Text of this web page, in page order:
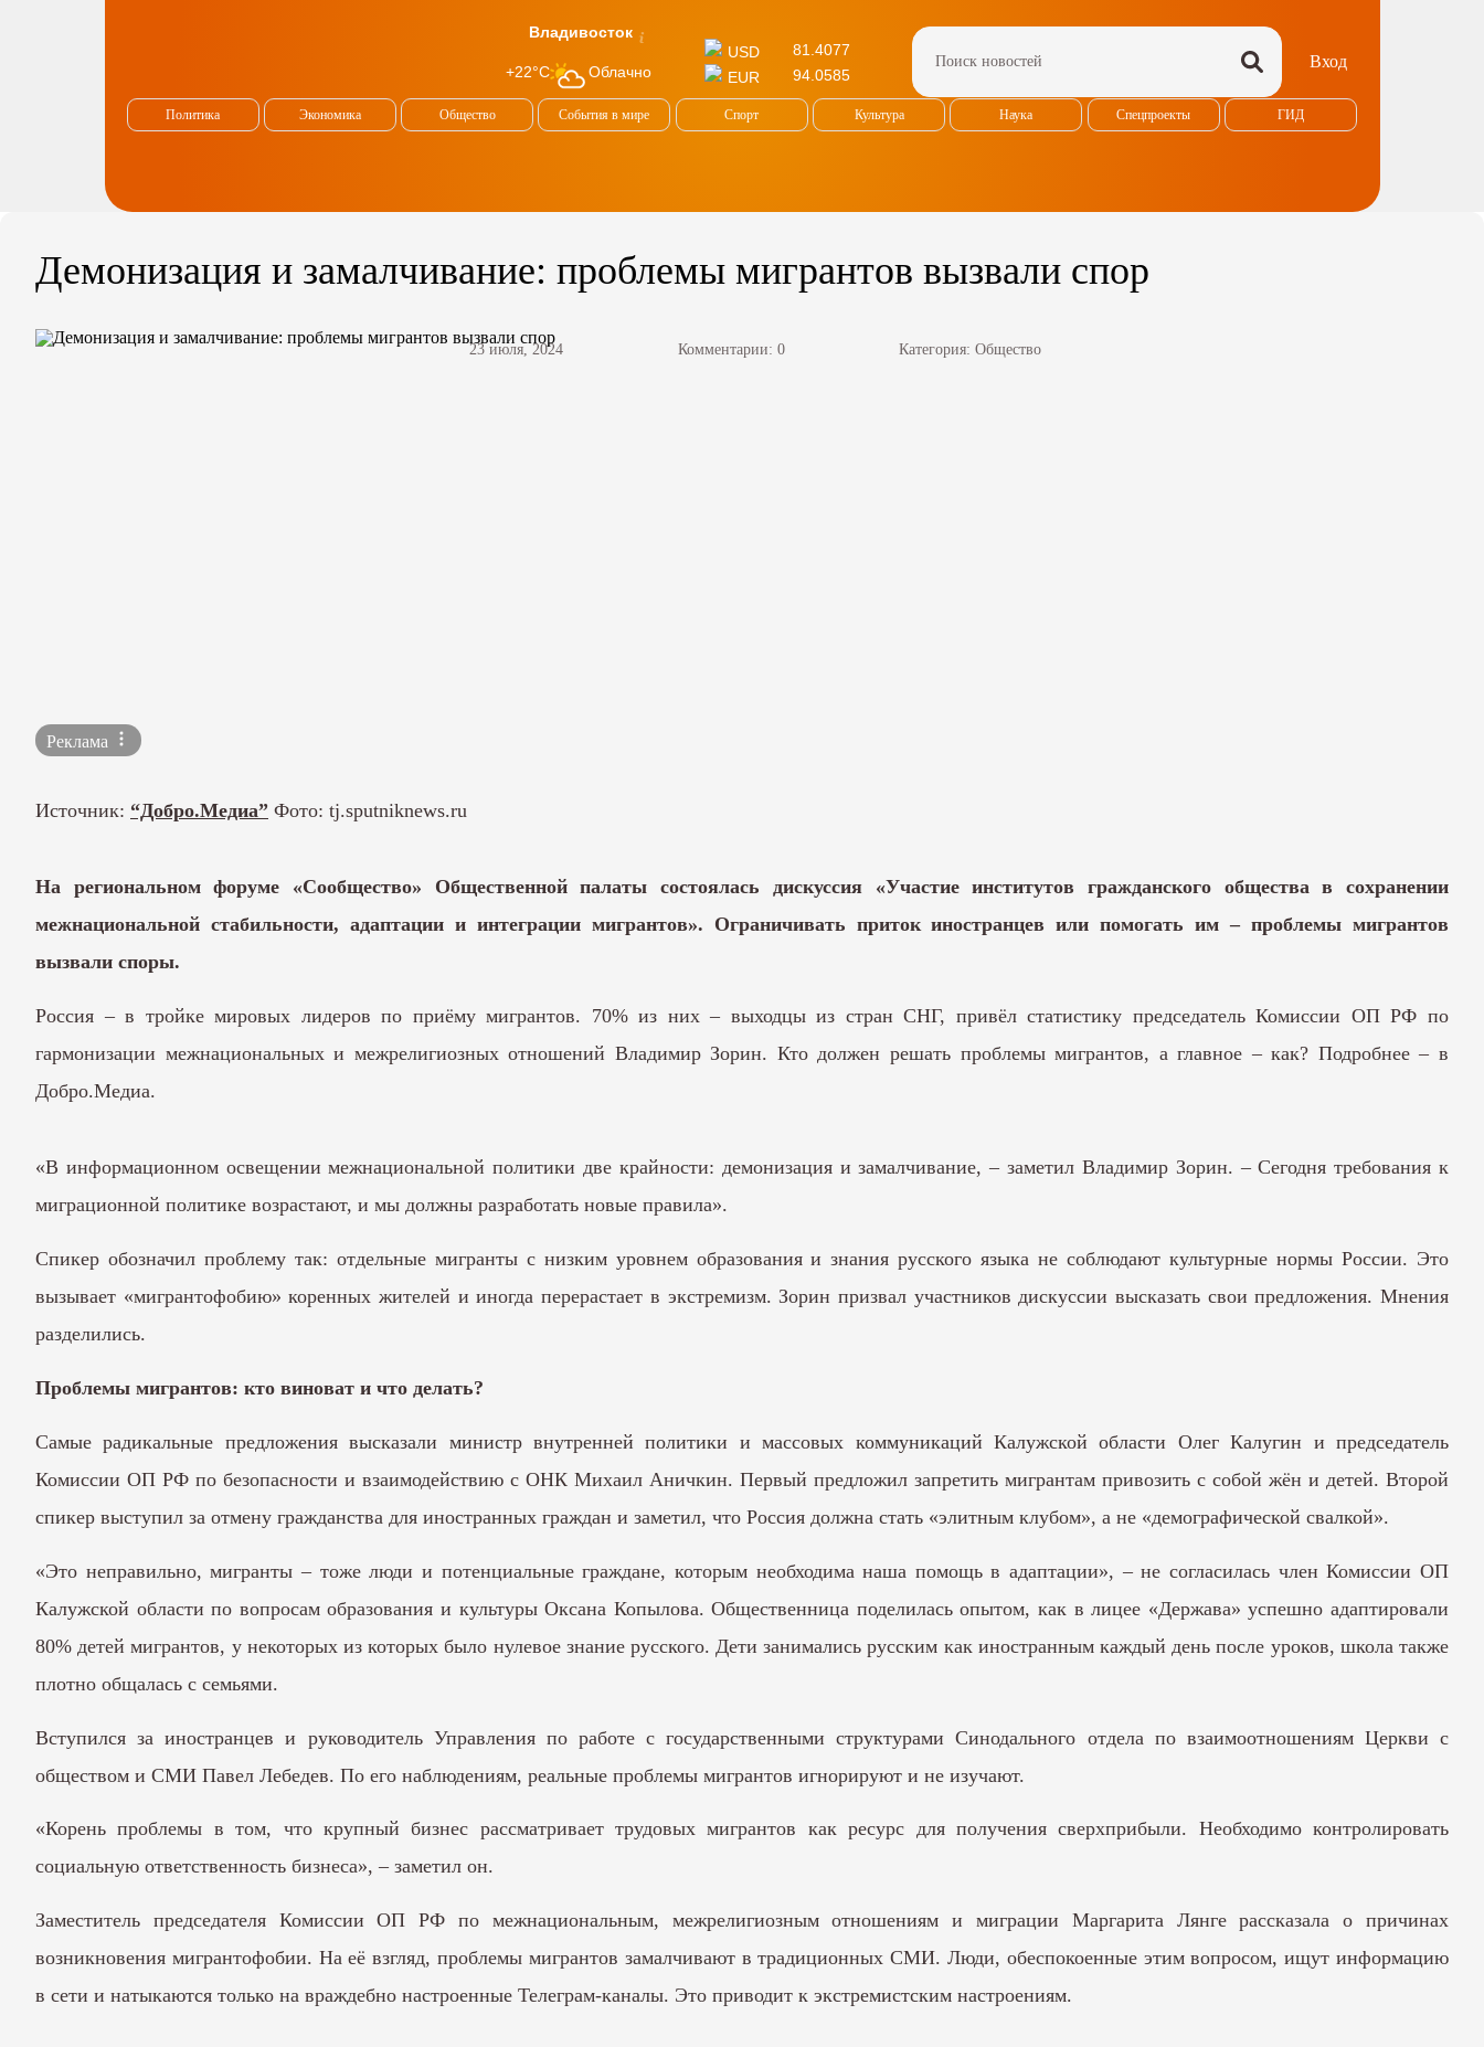
Владивосток
+22°C Облачно
USD
81.4077
EUR
94.0585
Вход
Политика Экономика Общество События в мире Спорт Культура Наука Спецпроекты ГИД
Демонизация и замалчивание: проблемы мигрантов вызвали спор
23 июля, 2024 Комментарии: 0 Категория: Общество
Реклама
Источник: “Добро.Медиа” Фото: tj.sputniknews.ru
На региональном форуме «Сообщество» Общественной палаты состоялась дискуссия «Участие институтов гражданского общества в сохранении
межнациональной стабильности, адаптации и интеграции мигрантов». Ограничивать приток иностранцев или помогать им – проблемы мигрантов
вызвали споры.
Россия – в тройке мировых лидеров по приёму мигрантов. 70% из них – выходцы из стран СНГ, привёл статистику председатель Комиссии ОП РФ по
гармонизации межнациональных и межрелигиозных отношений Владимир Зорин. Кто должен решать проблемы мигрантов, а главное – как? Подробнее – в
Добро.Медиа.
«В информационном освещении межнациональной политики две крайности: демонизация и замалчивание, – заметил Владимир Зорин. – Сегодня требования к
миграционной политике возрастают, и мы должны разработать новые правила».
Спикер обозначил проблему так: отдельные мигранты с низким уровнем образования и знания русского языка не соблюдают культурные нормы России. Это
вызывает «мигрантофобию» коренных жителей и иногда перерастает в экстремизм. Зорин призвал участников дискуссии высказать свои предложения. Мнения
разделились.
Проблемы мигрантов: кто виноват и что делать?
Самые радикальные предложения высказали министр внутренней политики и массовых коммуникаций Калужской области Олег Калугин и председатель
Комиссии ОП РФ по безопасности и взаимодействию с ОНК Михаил Аничкин. Первый предложил запретить мигрантам привозить с собой жён и детей. Второй
спикер выступил за отмену гражданства для иностранных граждан и заметил, что Россия должна стать «элитным клубом», а не «демографической свалкой».
«Это неправильно, мигранты – тоже люди и потенциальные граждане, которым необходима наша помощь в адаптации», – не согласилась член Комиссии ОП
Калужской области по вопросам образования и культуры Оксана Копылова. Общественница поделилась опытом, как в лицее «Держава» успешно адаптировали
80% детей мигрантов, у некоторых из которых было нулевое знание русского. Дети занимались русским как иностранным каждый день после уроков, школа также
плотно общалась с семьями.
Вступился за иностранцев и руководитель Управления по работе с государственными структурами Синодального отдела по взаимоотношениям Церкви с
обществом и СМИ Павел Лебедев. По его наблюдениям, реальные проблемы мигрантов игнорируют и не изучают.
«Корень проблемы в том, что крупный бизнес рассматривает трудовых мигрантов как ресурс для получения сверхприбыли. Необходимо контролировать
социальную ответственность бизнеса», – заметил он.
Заместитель председателя Комиссии ОП РФ по межнациональным, межрелигиозным отношениям и миграции Маргарита Лянге рассказала о причинах
возникновения мигрантофобии. На её взгляд, проблемы мигрантов замалчивают в традиционных СМИ. Люди, обеспокоенные этим вопросом, ищут информацию
в сети и натыкаются только на враждебно настроенные Телеграм-каналы. Это приводит к экстремистским настроениям.